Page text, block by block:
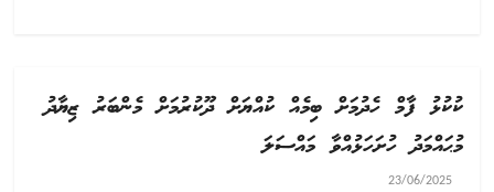
ކުކުޅު ފާމް ހެދުމަށް ބިމެއް ކުއްޔަށް ދޫކުރުމަށް މެންބަރު ޒިޔާދު
މުޙައްމަދު ހުށަހަޅުއްވާ މައްސަލަ
23/06/2025